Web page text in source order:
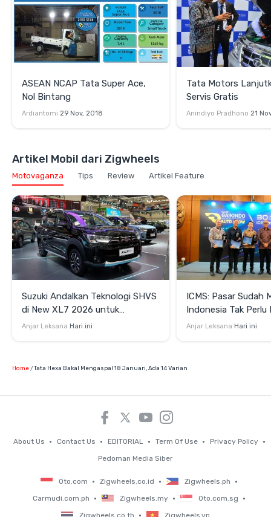
ASEAN NCAP Tata Super Ace,
Nol Bintang
Ardiantomi 29 Nov, 2018
Tata Motors
Servis Gratis
Anindiyo Pradhono 21
Artikel Mobil dari Zigwheels
Motovaganza Tips Review Artikel Feature
Suzuki Andalkan Teknologi SHVS
di New XL7 2026 untuk
Mendukung Efisiensi Berkendara
Anjar Leksana Hari ini
ICMS: Pasar Sudah
Indonesia Tak Perlu
Satu Teknologi
Anjar Leksana Hari ini
Home Tata Hexa Bakal Mengaspal 18 Januari, Ada 14 Varian
About Us Contact Us EDITORIAL Term Of Use
Privacy Policy
Pedoman Media Siber
Oto.com Zigwheels.co.id
Zigwheels.ph
Carmudi.com.ph
Zigwheels.my
Oto.com.sg
Zigwheels.co.th
Zigwheels.vn